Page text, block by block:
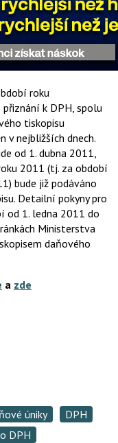
roku
k DPH, spolu
tiskopisu
v nejbližších dnech.
od 1. dubna 2011,
2011 (tj. za období
bude již podáváno
Detailní pokyny pro
od 1. ledna 2011 do
Ministerstva
daňového
a zde
úniky
DPH
DPH